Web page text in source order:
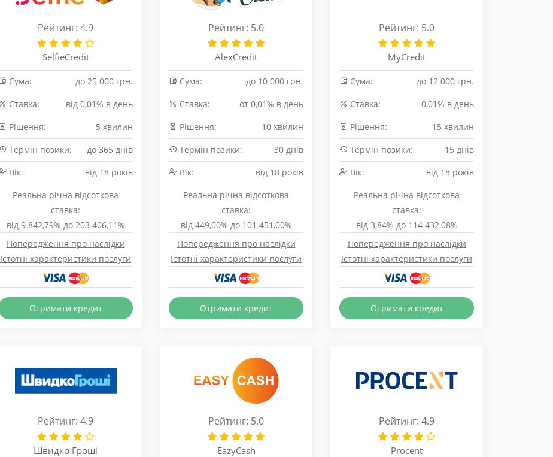
Рейтинг: 4.9
SelfieCredit
Сума:
до 25 000 грн.
Cтавка:
від 0,01% в день
Рішення:
5 хвилин
Термін позики:
до 365 днів
Вік:
від 18 років
Реальна річна відсоткова
ставка:
від 9 842,79% до 203 406,11%
Попередження про наслідки
Істотні характеристики послуги
Отримати кредит
Рейтинг: 5.0
AlexCredit
Сума:
до 10 000 грн.
Cтавка:
от 0,01% в день
Рішення:
10 хвилин
Термін позики:
30 днів
Вік:
від 18 років
Реальна річна відсоткова
ставка:
від 449,00% до 101 451,00%
Попередження про наслідки
Істотні характеристики послуги
Отримати кредит
Рейтинг: 5.0
MyCredit
Сума:
до 12 000 грн.
Cтавка:
0,01% в день
Рішення:
15 хвилин
Термін позики:
15 днів
Вік:
від 18 років
Реальна річна відсоткова
ставка:
від 3,84% до 114 432,08%
Попередження про наслідки
Істотні характеристики послуги
Отримати кредит
Рейтинг: 4.9
Швидко Гроші
Рейтинг: 5.0
EazyCash
Рейтинг: 4.9
Procent